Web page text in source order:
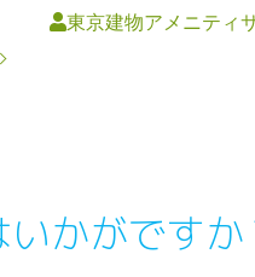
東京建物アメニティ
かがですか